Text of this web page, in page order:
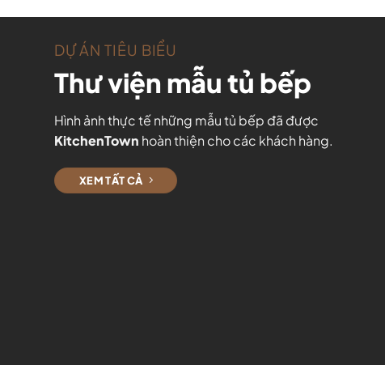
DỰ ÁN TIÊU BIỂU
Thư viện mẫu tủ bếp
Hình ảnh thực tế những mẫu tủ bếp đã được
KitchenTown hoàn thiện cho các khách hàng.
XEM TẤT CẢ